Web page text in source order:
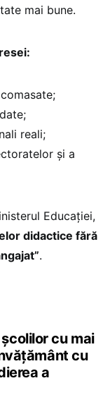
mai bune.
reali;
și a
Educației,
didactice fără
.
cu mai
cu
a